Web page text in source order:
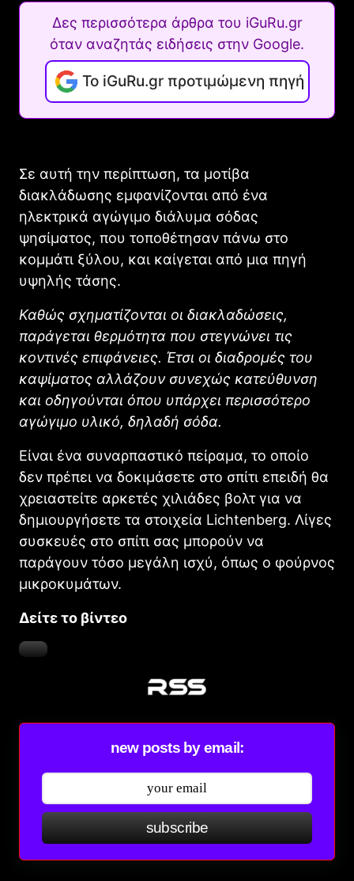
Δες περισσότερα άρθρα του iGuRu.gr
όταν αναζητάς ειδήσεις στην Google.
Το iGuRu.gr προτιμώμενη πηγή
Σε αυτή την περίπτωση, τα μοτίβα
διακλάδωσης εμφανίζονται από ένα
ηλεκτρικά αγώγιμο διάλυμα σόδας
ψησίματος, που τοποθέτησαν πάνω στο
κομμάτι ξύλου, και καίγεται από μια πηγή
υψηλής τάσης.
Καθώς σχηματίζονται οι διακλαδώσεις,
παράγεται θερμότητα που στεγνώνει τις
κοντινές επιφάνειες. Έτσι οι διαδρομές του
καψίματος αλλάζουν συνεχώς κατεύθυνση
και οδηγούνται όπου υπάρχει περισσότερο
αγώγιμο υλικό, δηλαδή σόδα.
Είναι ένα συναρπαστικό πείραμα, το οποίο
δεν πρέπει να δοκιμάσετε στο σπίτι επειδή θα
χρειαστείτε αρκετές χιλιάδες βολτ για να
δημιουργήσετε τα στοιχεία Lichtenberg. Λίγες
συσκευές στο σπίτι σας μπορούν να
παράγουν τόσο μεγάλη ισχύ, όπως ο φούρνος
μικροκυμάτων.
Δείτε το βίντεο
new posts by email:
subscribe